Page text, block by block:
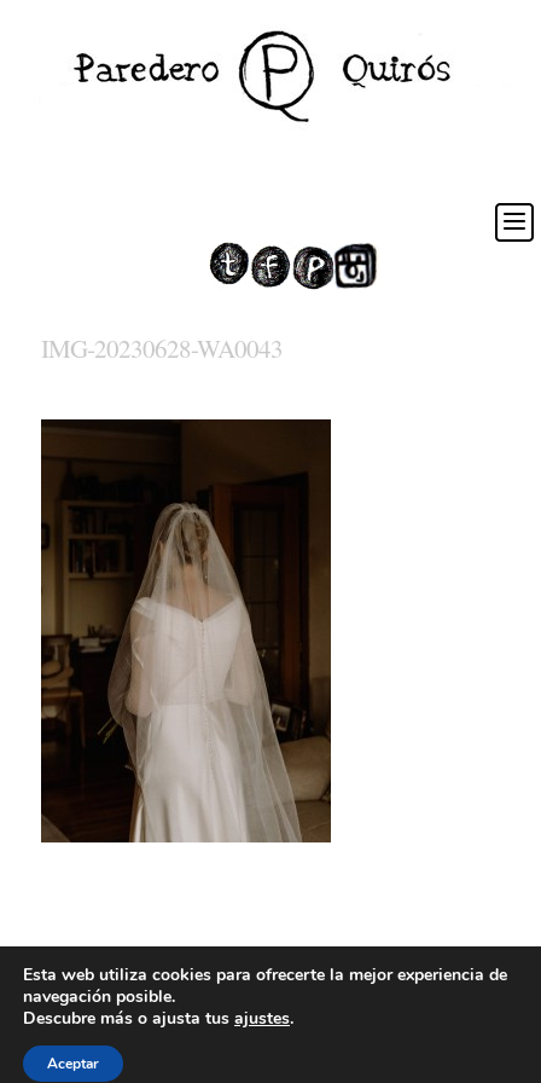
IMG-20230628-WA0043
Esta web utiliza cookies para ofrecerte la mejor experiencia de
navegación posible.
Descubre más o ajusta tus ajustes.
Aceptar